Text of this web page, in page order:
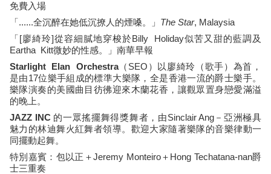
免費入場
「......全沉醉在她低沉撩人的煙嗓。」 The Star, Malaysia
「[廖綺玲]從容細膩地穿梭於Billy Holiday似苦又甜的藍調及
Eartha Kitt微妙的性感。」南華早報
Starlight Elan Orchestra（SEO）以廖綺玲（歌手）為首，
是由17位樂手組成的標準大樂隊，全是香港一流的爵士樂手。
樂隊演奏的美國曲目彷彿迎來木蘭花香，讓觀眾置身戀愛滿溢
的晚上。
JAZZ INC 的一眾搖擺舞得獎舞者，由Sinclair Ang－亞洲極具
魅力的林迪舞火紅舞者領導。歡迎大家隨著樂隊的音樂律動一
同擺動起舞。
特別嘉賓：包以正＋Jeremy Monteiro＋Hong Techatana-nan爵
士三重奏